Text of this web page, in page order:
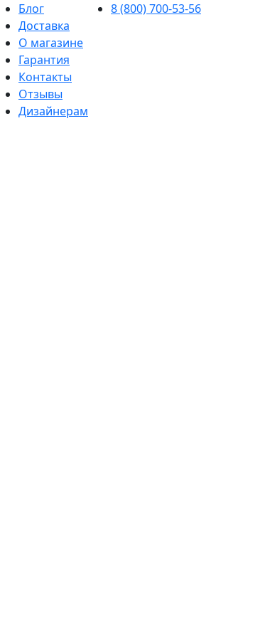
Блог
Доставка
О магазине
Гарантия
Контакты
Отзывы
Дизайнерам
8 (800) 700-53-56